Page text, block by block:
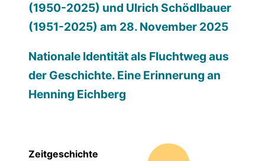
(1950-2025) und Ulrich Schödlbauer
(1951-2025) am 28. November 2025
Nationale Identität als Fluchtweg aus
der Geschichte. Eine Erinnerung an
Henning Eichberg
Zeitgeschichte